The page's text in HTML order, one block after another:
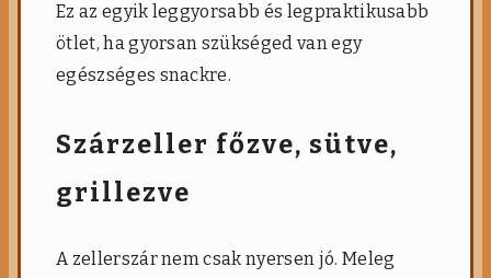
Ez az egyik leggyorsabb és legpraktikusabb
ötlet, ha gyorsan szükséged van egy
egészséges snackre.
Szárzeller főzve, sütve,
grillezve
A zellerszár nem csak nyersen jó. Meleg